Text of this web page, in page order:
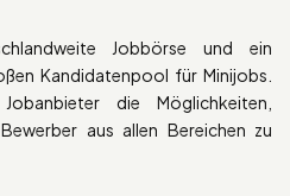
Jobbörse und ein
Kandidatenpool für Minijobs.
die Möglichkeiten,
aus allen Bereichen zu